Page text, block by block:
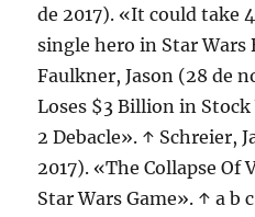
de 2017). «It could take
single hero in Star
Faulkner, Jason (28 de
Loses $3 Billion in
2 Debacle». ↑ Schreier,
2017). «The Collapse Of
Star Wars Game». ↑ a b